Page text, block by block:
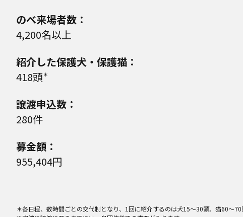
のべ来場者数：
4,200名以上
紹介した保護犬・保護猫：
418頭 ＊
譲渡申込数：
280件
募金額：
955,404円
＊各日程、数時間ごとの交代制となり、1回に紹介するのは犬15～30頭、猫60～